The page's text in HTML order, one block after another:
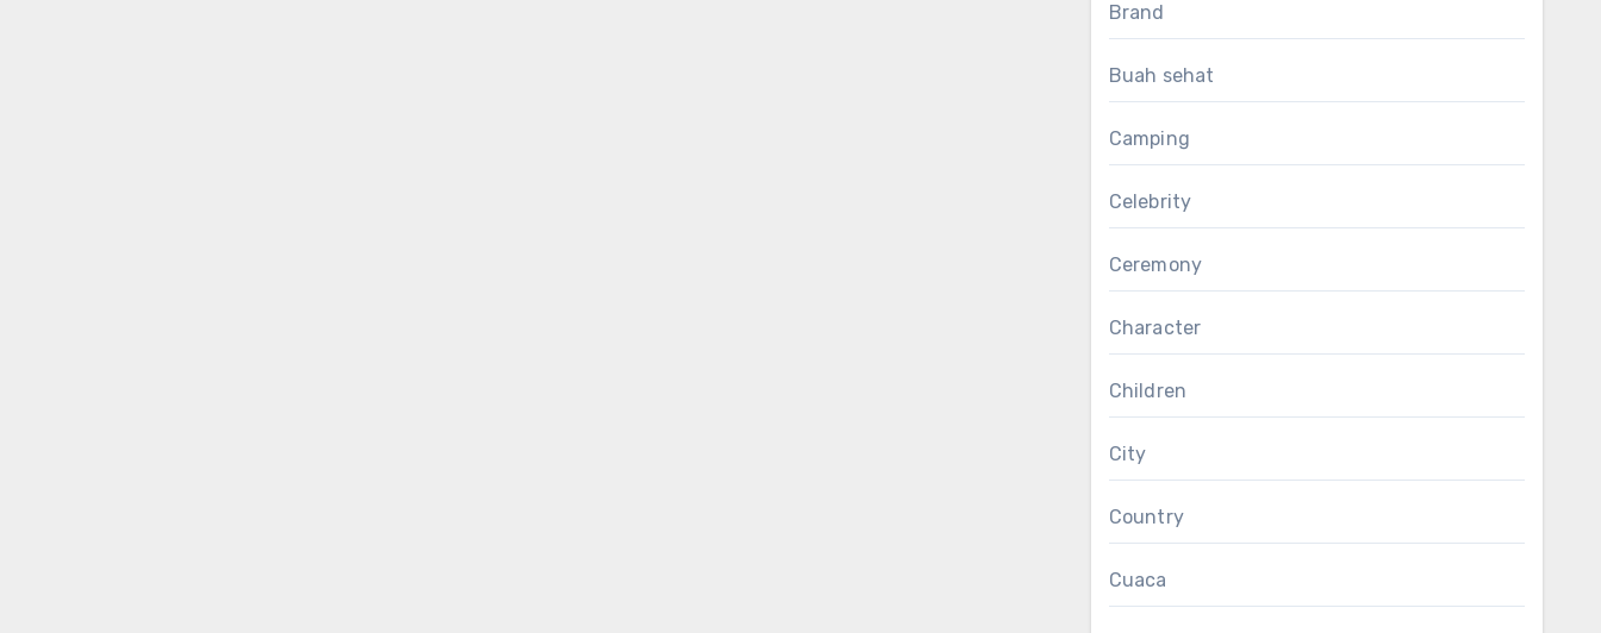
Brand
Buah sehat
Camping
Celebrity
Ceremony
Character
Children
City
Country
Cuaca